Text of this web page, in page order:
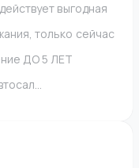
выгодная
только сейчас
ДО 5 ЛЕТ